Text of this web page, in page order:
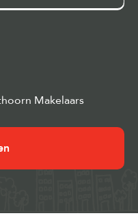
Makelaars